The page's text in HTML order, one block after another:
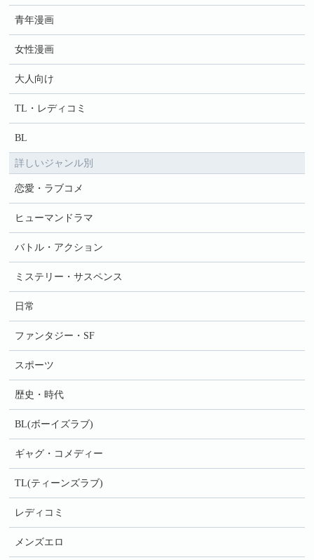
青年漫画
女性漫画
大人向け
TL・レディコミ
BL
詳しいジャンル別
恋愛・ラブコメ
ヒューマンドラマ
バトル・アクション
ミステリー・サスペンス
日常
ファンタジー・SF
スポーツ
歴史・時代
BL(ボーイズラブ)
ギャグ・コメディー
TL(ティーンズラブ)
レディコミ
メンズエロ